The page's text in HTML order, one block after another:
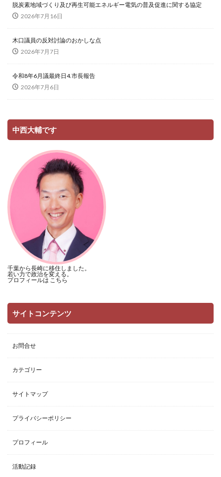
脱炭素地域づくり及び再生可能エネルギー電気の普及促進に関する協定
2026年7月16日
木口議員の反対討論のおかしな点
2026年7月7日
令和8年6月議最終日4.市長報告
2026年7月6日
中西大輔です
千葉から長崎に移住しました。
若い力で政治を変える。
プロフィールは こちら
サイトコンテンツ
お問合せ
カテゴリー
サイトマップ
プライバシーポリシー
プロフィール
活動記録